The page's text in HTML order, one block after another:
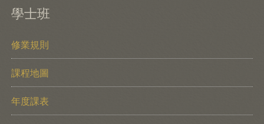
學士班
修業規則
課程地圖
年度課表